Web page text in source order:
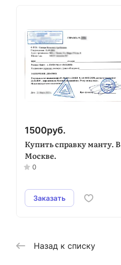
1500руб.
Купить справку манту. В
Москве.
0
Заказать
Назад к списку